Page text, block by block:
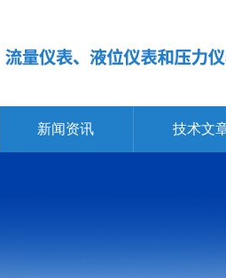
新闻资讯 技术文